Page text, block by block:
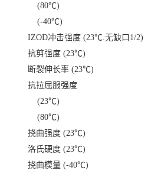
(80℃)
(-40℃)
IZOD冲击强度 (23℃.无缺口1/2)
抗剪强度 (23℃)
断裂伸长率 (23℃)
抗拉屈服强度
(23℃)
(80℃)
挠曲强度 (23℃)
洛氏硬度 (23℃)
挠曲模量 (-40℃)